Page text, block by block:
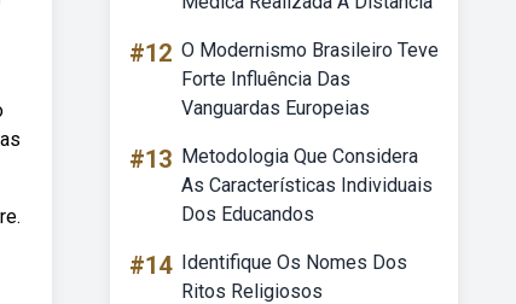
#12 O Modernismo Brasileiro Teve
Forte Influência Das
Vanguardas Europeias
#13 Metodologia Que Considera
As Características Individuais
Dos Educandos
#14 Identifique Os Nomes Dos
Ritos Religiosos